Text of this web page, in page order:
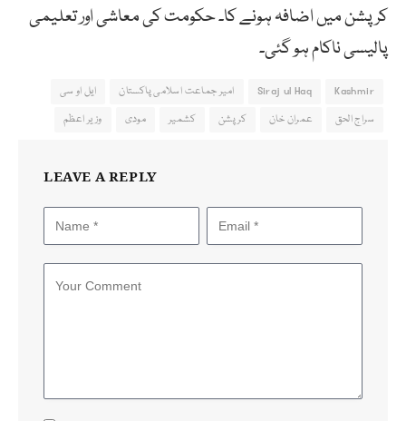
کرپشن میں اضافہ ہونے کا۔ حکومت کی معاشی اور تعلیمی
پالیسی ناکام ہو گئی۔
Kashmir
Siraj ul Haq امیر جماعت اسلامی پاکستان
ایل او سی
سراج الحق
عمران خان کرپشن کشمیر مودی وزیر اعظم
LEAVE A REPLY